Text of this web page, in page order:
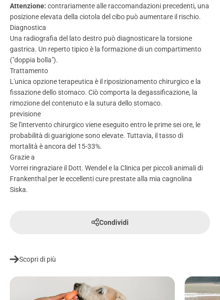
Attenzione: contrariamente alle raccomandazioni precedenti, una
posizione elevata della ciotola del cibo può aumentare il rischio.
Diagnostica
Una radiografia del lato destro può diagnosticare la torsione
gastrica. Un reperto tipico è la formazione di un compartimento
("doppia bolla").
Trattamento
L'unica opzione terapeutica è il riposizionamento chirurgico e la
fissazione dello stomaco. Ciò comporta la degassificazione, la
rimozione del contenuto e la sutura dello stomaco.
previsione
Se l'intervento chirurgico viene eseguito entro le prime sei ore, le
probabilità di guarigione sono elevate. Tuttavia, il tasso di
mortalità è ancora del 15-33%.
Grazie a
Vorrei ringraziare il Dott. Wendel e la Clinica per piccoli animali di
Frankenthal per le eccellenti cure prestate alla mia cagnolina
Siska.
Condividi
Scopri di più